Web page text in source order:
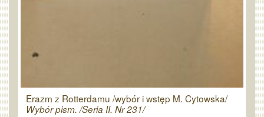
Erazm z Rotterdamu /wybór i wstęp M. Cytowska/
Wybór pism. /Seria II. Nr 231/